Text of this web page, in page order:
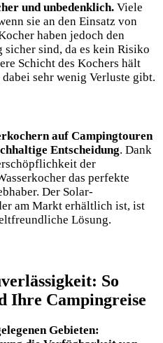
und unbedenklich. Viele
sie an den‌ Einsatz von​
haben​ jedoch den
⁤sind, da es kein‌ Risiko
Schicht des Kochers hält
sehr⁢ wenig Verluste gibt.
auf Campingtouren
Entscheidung. Dank
der
das ​perfekte
Der ⁣Solar-
am Markt erhältlich ist, ist
Lösung.
So​
Ihre Campingreise
Gebieten:​